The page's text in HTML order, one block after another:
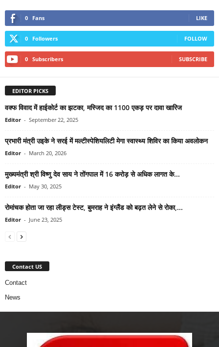
0 Fans LIKE
0 Followers FOLLOW
0 Subscribers SUBSCRIBE
EDITOR PICKS
वक्फ विवाद में हाईकोर्ट का झटका, मस्जिद का 1100 एकड़ पर दावा खारिज
Editor - September 22, 2025
प्रभारी मंत्री उइके ने सरई में मल्टीस्पेशियलिटी मेगा स्वास्थ्य शिविर का किया अवलोकन
Editor - March 20, 2026
मुख्यमंत्री श्री विष्णु देव साय ने तोंगपाल में 16 करोड़ से अधिक लागत के...
Editor - May 30, 2025
रोमांचक होता जा रहा लीड्स टेस्ट, बुमराह ने इंग्लैंड को बढ़त लेने से रोका,...
Editor - June 23, 2025
Contact US
Contact
News